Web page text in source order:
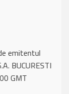
emitentul
BUCURESTI
GMT